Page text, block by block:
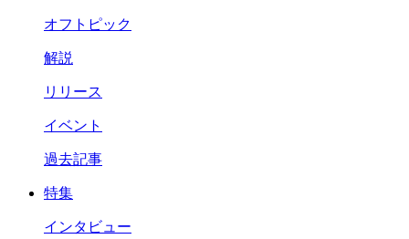
オフトピック
解説
リリース
イベント
過去記事
特集
インタビュー